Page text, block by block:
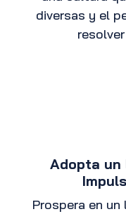
diversas y el
Adopta un
Prospera en